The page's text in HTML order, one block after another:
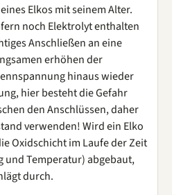
Elkos mit seinem Alter.
noch Elektrolyt enthalten
Anschließen an eine
erhöhen der
hinaus wieder
hier besteht die Gefahr
den Anschlüssen, daher
verwenden! Wird ein Elko
Oxidschicht im Laufe der Zeit
und Temperatur) abgebaut,
durch.